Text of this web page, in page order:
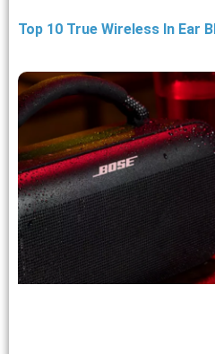
Top 10 True Wireless In Ear